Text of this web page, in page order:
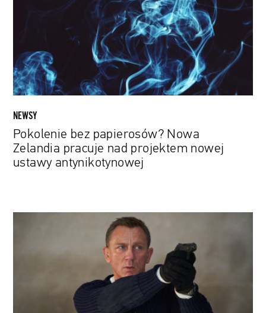
projektem
nowej
ustawy
antynikotynowej
NEWSY
Pokolenie bez papierosów? Nowa
Zelandia pracuje nad projektem nowej
ustawy antynikotynowej